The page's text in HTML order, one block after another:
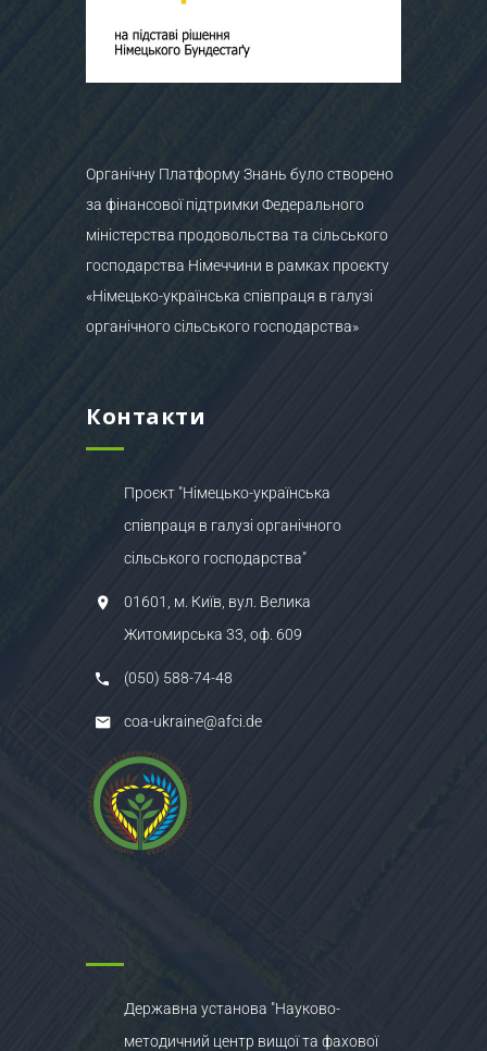
Органічну Платформу Знань було створено
за фінансової підтримки Федерального
міністерства продовольства та сільського
господарства Німеччини в рамках проєкту
«Німецько-українська співпраця в галузі
органічного сільського господарства»
Контакти
Проєкт "Німецько-українська
співпраця в галузі органічного
сільського господарства"
01601, м. Київ, вул. Велика
Житомирська 33, оф. 609
(050) 588-74-48
coa-ukraine@afci.de
Державна установа "Науково-
методичний центр вищої та фахової